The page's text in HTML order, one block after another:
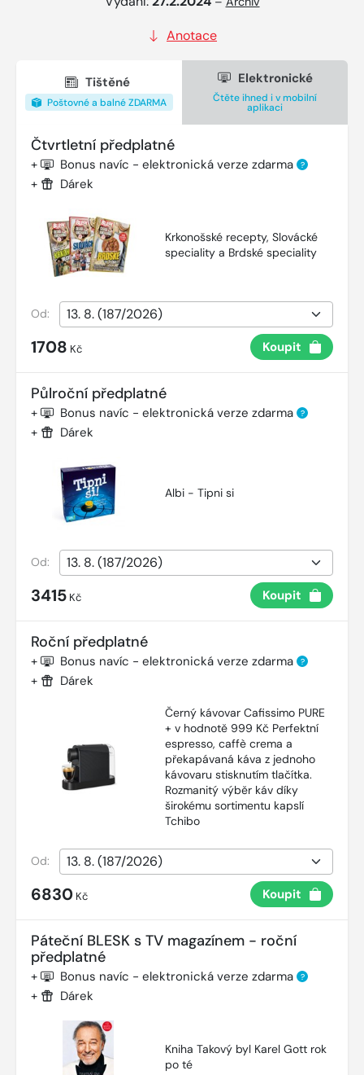
Anotace
Tištěné
Poštovné a balné ZDARMA
Elektronické
Čtěte ihned i v mobilní
aplikaci
Čtvrtletní předplatné
+ Bonus navíc - elektronická verze zdarma ?
+ Dárek
Krkonošské recepty, Slovácké
speciality a Brdské speciality
Od:
1708 Kč Koupit
Půlroční předplatné
+ Bonus navíc - elektronická verze zdarma ?
+ Dárek
Albi - Tipni si
Od:
3415 Kč Koupit
Roční předplatné
+ Bonus navíc - elektronická verze zdarma ?
+ Dárek
Černý kávovar Cafissimo PURE
+ v hodnotě 999 Kč Perfektní
espresso, caffè crema a
překapávaná káva z jednoho
kávovaru stisknutím tlačítka.
Rozmanitý výběr káv díky
širokému sortimentu kapslí
Tchibo
Od:
6830 Kč Koupit
Páteční BLESK s TV magazínem - roční
předplatné
+ Bonus navíc - elektronická verze zdarma ?
+ Dárek
Kniha Takový byl Karel Gott rok
po té